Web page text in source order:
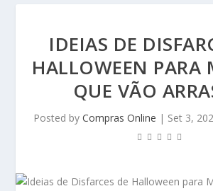
IDEIAS DE
HALLOWEEN PARA
QUE VÃO
Posted by Compras Online | Set 3,